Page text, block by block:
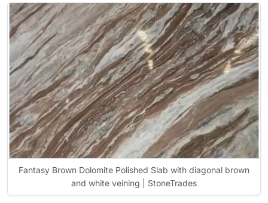
Fantasy Brown Dolomite Polished Slab with diagonal brown
and white veining | StoneTrades